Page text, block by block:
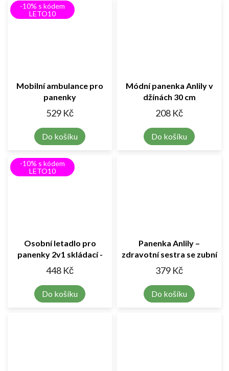
-10% s kódem
LETO10
Mobilní ambulance pro
panenky
529 Kč
Do košíku
Módní panenka Anlily v
džínách 30 cm
208 Kč
Do košíku
-10% s kódem
LETO10
Osobní letadlo pro
panenky 2v1 skládací -
růžové
448 Kč
Do košíku
Panenka Anlily –
zdravotní sestra se zubní
ordinací 30cm
379 Kč
Do košíku